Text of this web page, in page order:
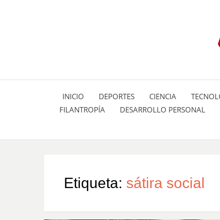
INICIO DEPORTES CIENCIA
FILANTROPÍA
DESARROLLO PERSONAL
Etiqueta: sátira social